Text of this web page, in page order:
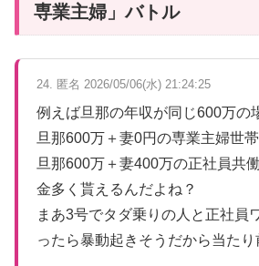
専業主婦」バトル
24. 匿名 2026/05/06(水) 21:24:25
例えば旦那の年収が同じ600万の
旦那600万＋妻0円の専業主婦世
旦那600万＋妻400万の正社員共
金多く貰えるんだよね？
まあ3号でタダ乗りの人と正社員
ったら暴動起きそうだから当たり